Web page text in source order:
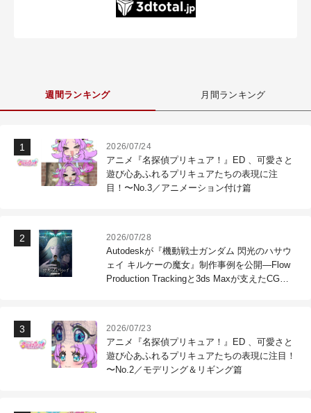
週間ランキング 月間ランキング
2026/07/24
アニメ『名探偵プリキュア！』ED 、可愛さと
遊び心あふれるプリキュアたちの表現に注
目！〜No.3／アニメーション付け篇
2026/07/28
Autodeskが『機動戦士ガンダム 閃光のハサウ
ェイ キルケーの魔女』制作事例を公開―Flow
Production Trackingと3ds Maxが支えたCG制
2026/07/23
アニメ『名探偵プリキュア！』ED 、可愛さと
遊び心あふれるプリキュアたちの表現に注目！
〜No.2／モデリング＆リギング篇